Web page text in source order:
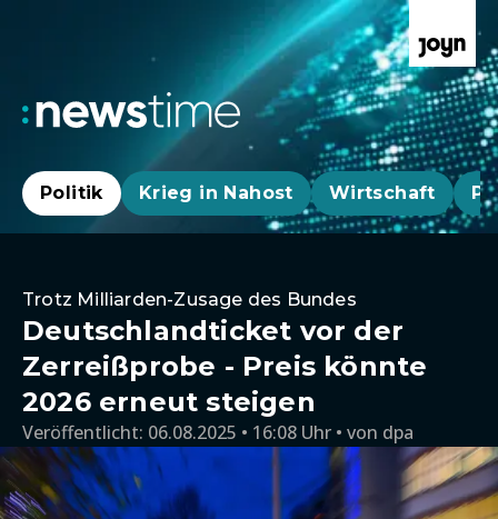
Politik Krieg in Nahost Wirtschaft
Trotz Milliarden-Zusage des Bundes
Deutschlandticket vor der
Zerreißprobe - Preis könnte
2026 erneut steigen
Veröffentlicht: 06.08.2025 • 16:08 Uhr von dpa